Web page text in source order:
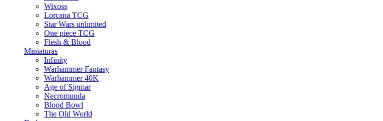
Wixoss
Lorcana TCG
Star Wars unlimited
One piece TCG
Flesh & Blood
Miniaturas
Infinity
Warhammer Fantasy
Warhammer 40K
Age of Sigmar
Necromunda
Blood Bowl
The Old World